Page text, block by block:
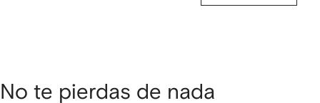
No te pierdas de nada